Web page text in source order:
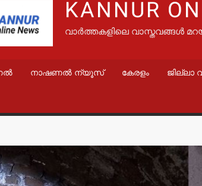
KANNUR
വാർത്തകളിലെ വാസ്തവങ്ങൾ
നാഷണൽ ന്യൂസ് കേരളം ജില്ലാ